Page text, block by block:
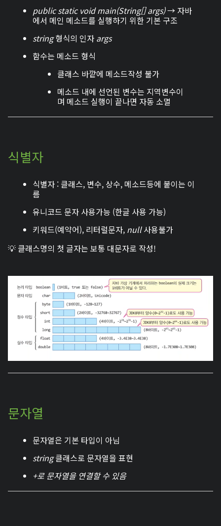
public static void main(String[] args)→ 자바
에서 메인 메소드를 실행하기 위한 기본 구조
string형식의 인자 args
함수는 메소드 형식
클래스 바깥에 메소드작성 불가
메소드 내에 선언된 변수는 지역변수이
며 메소드 실행이 끝나면 자동 소멸
식별자
식별자 : 클래스, 변수, 상수, 메소드등에 붙이는 이
름
유니코드 문자 사용가능 (한글 사용 가능)
키워드(예약어), 리터럴문자, null사용불가
💡 클래스명의 첫 글자는 보통 대문자로 작성!
문자열
문자열은 기본 타입이 아님
string클래스로 문자열을 표현
+로 문자열을 연결할 수 있음